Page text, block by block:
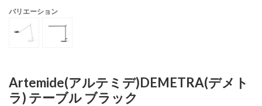
バリエーション
Artemide(アルテミデ)DEMETRA(デメト
ラ) テーブル ブラック